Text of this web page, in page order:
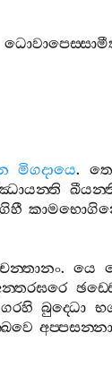
මිගදායෙ.
ගිහී
. යෙ
බුද‍්ධො